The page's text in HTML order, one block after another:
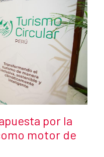
por la
motor de